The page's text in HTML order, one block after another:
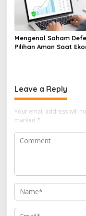
Mengenal Saham
Pilihan Aman Saat
Leave a Reply
Your email address will
marked *